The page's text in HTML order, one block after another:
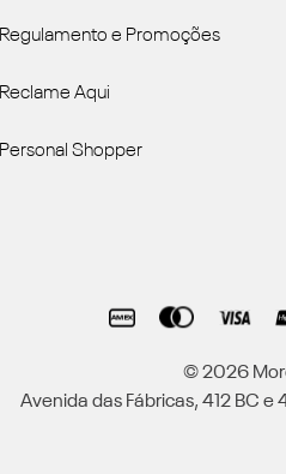
Regulamento e Promoções
Reclame Aqui
Personal Shopper
© 2026
Avenida das Fábricas, 412 BC